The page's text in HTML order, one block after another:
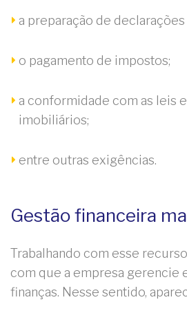
a preparação de declarações
o pagamento de impostos;
a conformidade com as leis
imobiliários;
entre outras exigências.
Gestão financeira
Trabalhando com esse
com que a empresa gerencie
finanças. Nesse sentido,